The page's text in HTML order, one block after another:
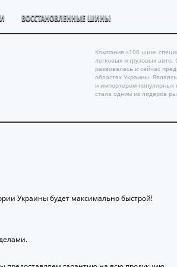
ВОССТАНОВЛЕННЫЕ ШИНЫ
Компания «100 шин»
легковых и грузовых
развивалась и сейчас
областях Украины.
и импортером популярных
стала одним из лидеров
Украины будет максимально быстрой!